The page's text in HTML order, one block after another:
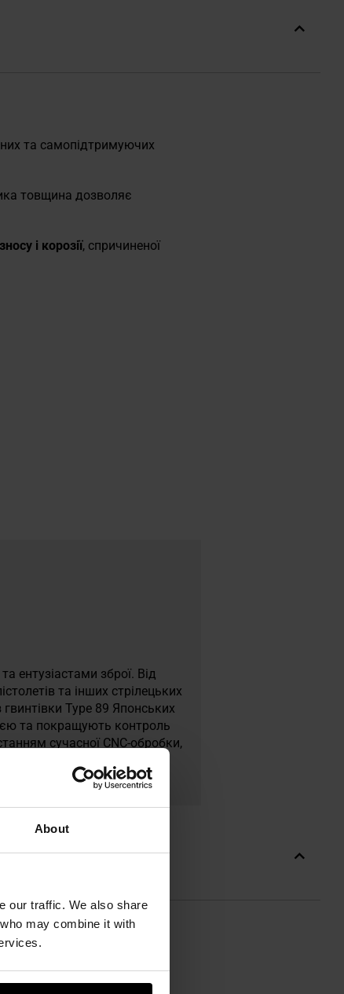
About
our traffic. We also share
may combine it with
та самопідтримуючих
товщина дозволяє
і корозії, спричиненої
ентузіастами зброї. Від
та інших стрілецьких
Type 89 Японських
та покращують контроль
сучасної CNC-обробки,
репутацію, а її